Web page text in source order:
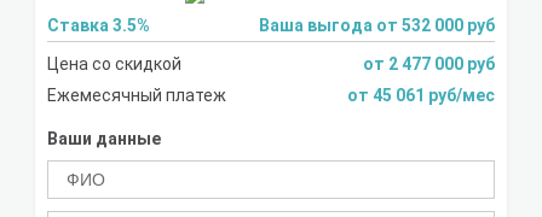
Ставка 3.5%
Ваша выгода от 532 000 руб
Цена со скидкой
от 2 477 000 руб
Ежемесячный платеж
от 45 061 руб/мес
Ваши данные